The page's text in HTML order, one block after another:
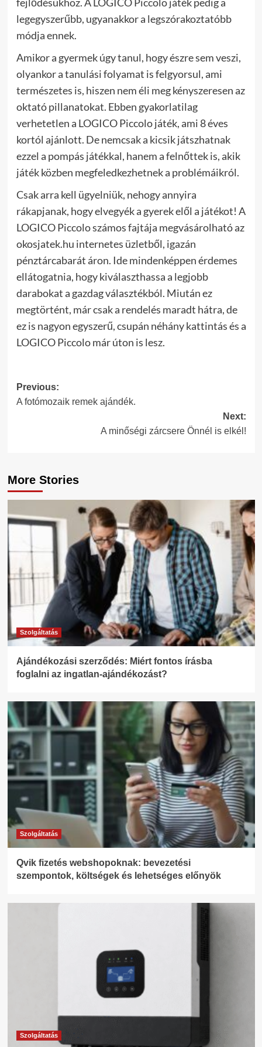
legegyszerűbb, ugyanakkor a legszórakoztatóbb
módja ennek.
Amikor a gyermek úgy tanul, hogy észre sem veszi,
olyankor a tanulási folyamat is felgyorsul, ami
természetes is, hiszen nem éli meg kényszeresen az
oktató pillanatokat. Ebben gyakorlatilag
verhetetlen a LOGICO Piccolo játék, ami 8 éves
kortól ajánlott. De nemcsak a kicsik játszhatnak
ezzel a pompás játékkal, hanem a felnőttek is, akik
játék közben megfeledkezhetnek a problémáikról.
Csak arra kell ügyelniük, nehogy annyira
rákapjanak, hogy elvegyék a gyerek elől a játékot! A
LOGICO Piccolo számos fajtája megvásárolható az
okosjatek.hu internetes üzletből, igazán
pénztárcabarát áron. Ide mindenképpen érdemes
ellátogatnia, hogy kiválaszthassa a legjobb
darabokat a gazdag választékból. Miután ez
megtörtént, már csak a rendelés maradt hátra, de
ez is nagyon egyszerű, csupán néhány kattintás és a
LOGICO Piccolo már úton is lesz.
Post
navigation
Previous:
A fotómozaik remek ajándék.
Next:
A minőségi zárcsere Önnél is elkél!
More Stories
Szolgáltatás
Ajándékozási szerződés: Miért fontos írásba
foglalni az ingatlan-ajándékozást?
Szolgáltatás
Qvik fizetés webshopoknak: bevezetési
szempontok, költségek és lehetséges előnyök
Szolgáltatás